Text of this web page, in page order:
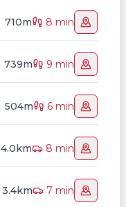
710m 8 min
739m 9 min
504m 6 min
4.0km 8 min
3.4km 7 min